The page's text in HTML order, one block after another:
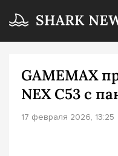
GAMEMAX
NEX C53 с
17 февраля 2026, 13:25